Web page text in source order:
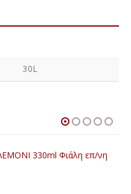
30L